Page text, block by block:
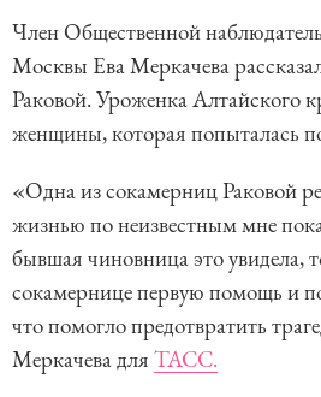
Член Общественной
Москвы Ева Меркачева
Раковой. Уроженка Алтайского
женщины, которая попыталась
«Одна из сокамерниц Раковой
жизнью по неизвестным мне
бывшая чиновница это увидела,
сокамернице первую помощь и
что помогло предотвратить
Меркачева для ТАСС.